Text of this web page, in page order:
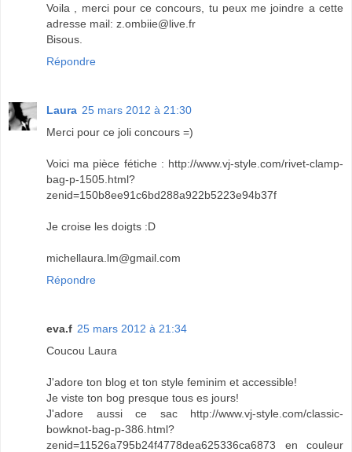
Voila , merci pour ce concours, tu peux me joindre a cette
adresse mail: z.ombiie@live.fr
Bisous.
Répondre
Laura 25 mars 2012 à 21:30
Merci pour ce joli concours =)
Voici ma pièce fétiche : http://www.vj-style.com/rivet-clamp-
bag-p-1505.html?
zenid=150b8ee91c6bd288a922b5223e94b37f
Je croise les doigts :D
michellaura.lm@gmail.com
Répondre
eva.f 25 mars 2012 à 21:34
Coucou Laura
J'adore ton blog et ton style feminim et accessible!
Je viste ton bog presque tous es jours!
J'adore aussi ce sac http://www.vj-style.com/classic-
bowknot-bag-p-386.html?
zenid=11526a795b24f4778dea625336ca6873 en couleur